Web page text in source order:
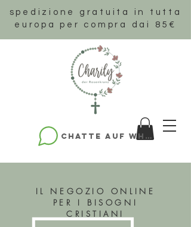
spedizione gratuita in tutta
europa per compra dai 85€
Chatte auf WhatsApp
IL NEGOZIO ONLINE
PER I BISOGNI
CRISTIANI